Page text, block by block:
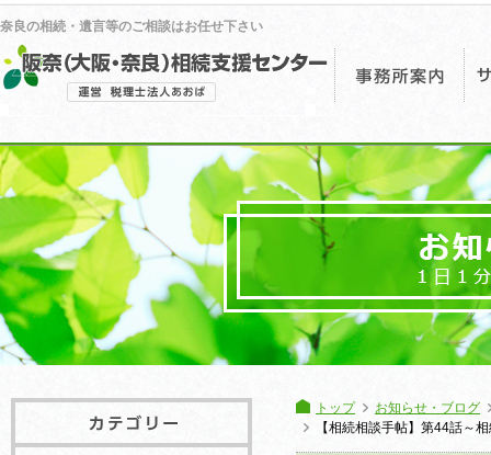
奈良の相続・遺言等のご相談はお任せ下さい
事
トップ
お知らせ・ブログ
【相続相談手帖】第44話～